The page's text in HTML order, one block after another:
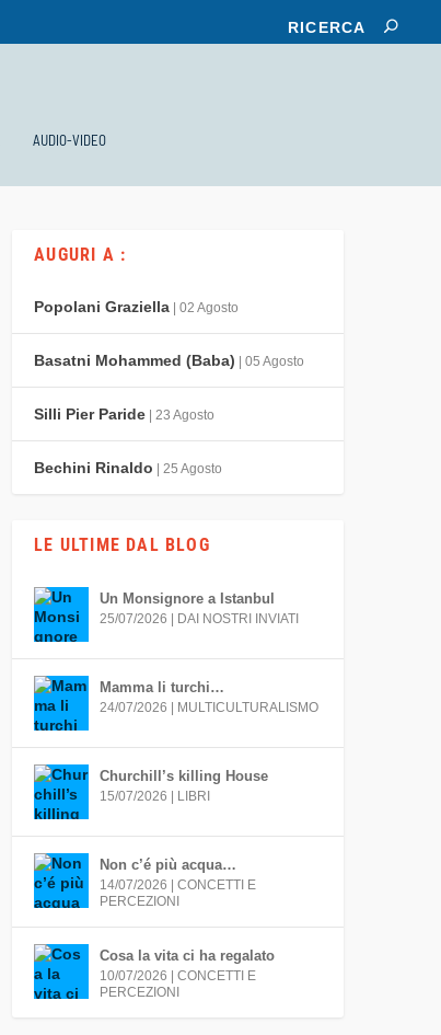
AUDIO-VIDEO
AUGURI A :
Popolani Graziella | 02 Agosto
Basatni Mohammed (Baba) | 05 Agosto
Silli Pier Paride | 23 Agosto
Bechini Rinaldo | 25 Agosto
LE ULTIME DAL BLOG
Un Monsignore a Istanbul
25/07/2026 | DAI NOSTRI INVIATI
Mamma li turchi…
24/07/2026 | MULTICULTURALISMO
Churchill’s killing House
15/07/2026 | LIBRI
Non c’é più acqua…
14/07/2026 |CONCETTI E
PERCEZIONI
Cosa la vita ci ha regalato
10/07/2026 |CONCETTI E
PERCEZIONI